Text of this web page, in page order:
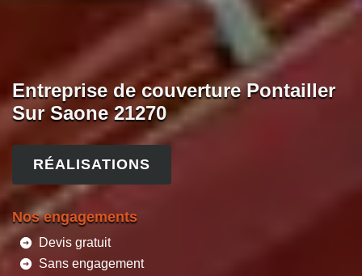
Entreprise de couverture Pontailler
Sur Saone 21270
RÉALISATIONS
Nos engagements
Devis gratuit
Sans engagement